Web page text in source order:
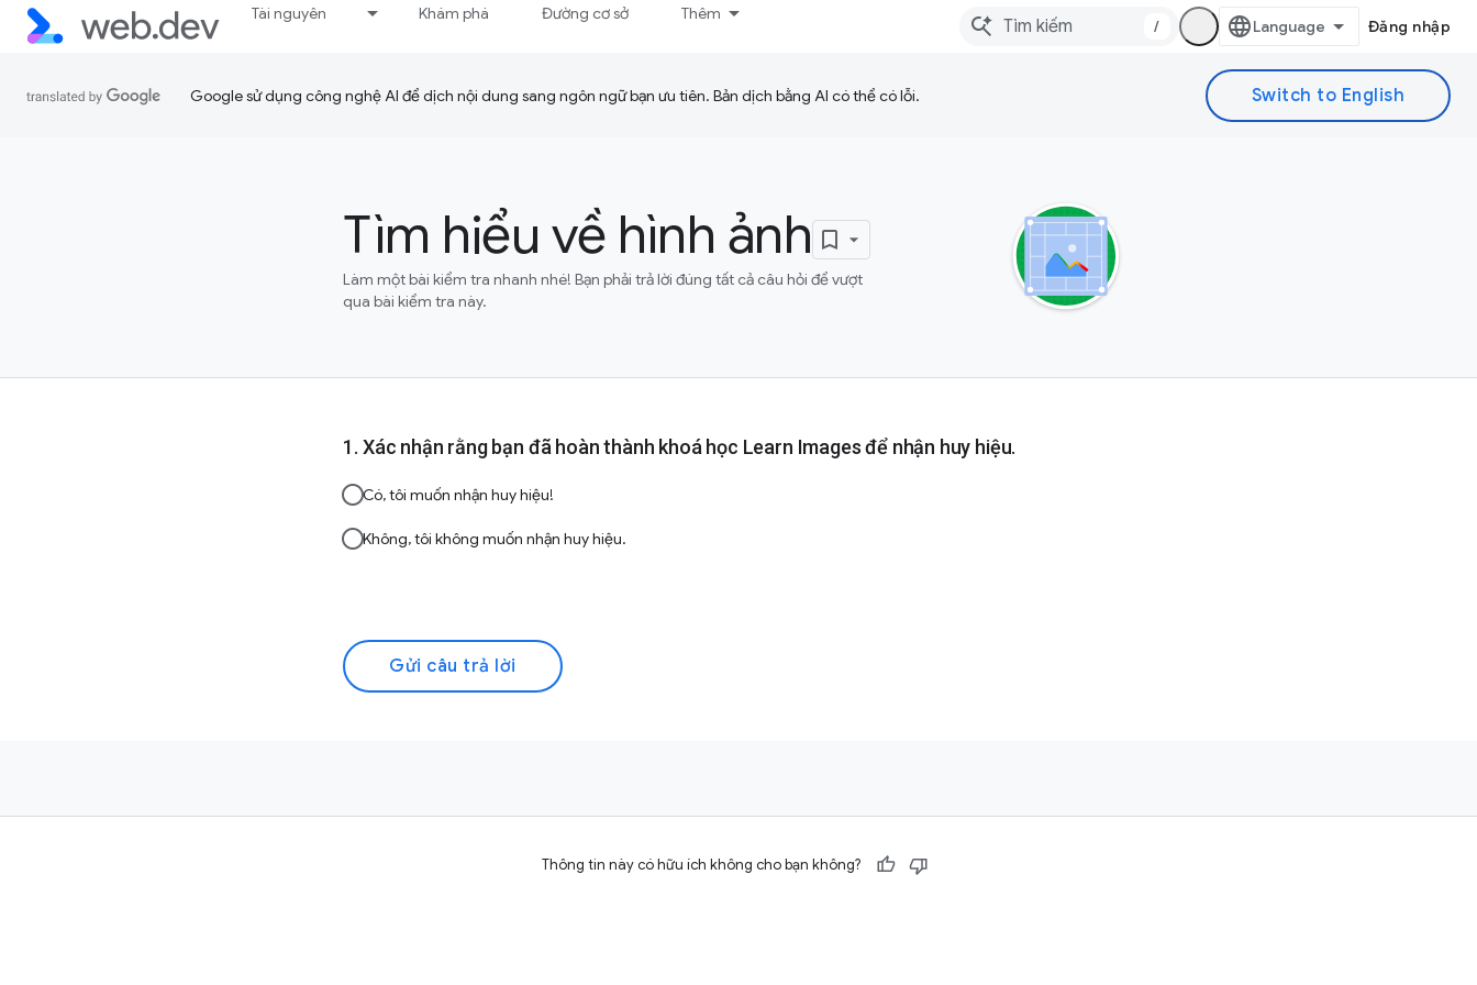
Tài nguyên Khám phá Đường cơ sở Thêm
/ Đăng nhập
Google sử dụng công nghệ AI để dịch nội dung sang ngôn ngữ bạn ưu tiên. Bản dịch bằng AI có thể có lỗi.
Tìm hiểu về hình ảnh
Làm một bài kiểm tra nhanh nhé! Bạn phải trả lời đúng tất cả câu hỏi để vượt
qua bài kiểm tra này.
Xác nhận rằng bạn đã hoàn thành khoá học Learn Images để nhận huy hiệu.
Có, tôi muốn nhận huy hiệu!
Không, tôi không muốn nhận huy hiệu.
Gửi câu trả lời
Thông tin này có hữu ích không cho bạn không?